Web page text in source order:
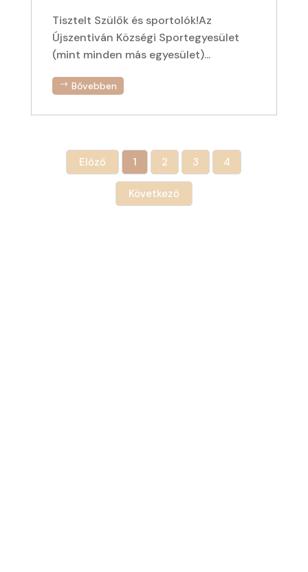
Tisztelt Szülők és sportolók!Az
Újszentiván Községi Sportegyesület
(mint minden más egyesület)...
Bővebben
Előző 1 2 3 4
Következő